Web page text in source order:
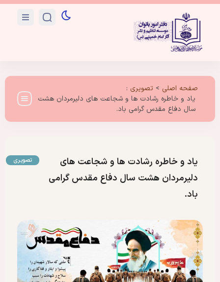
صفحه اصلی > تصویری :
یاد و خاطره رشادت ها و شجاعت های دلیرمردان هشت
سال دفاع مقدس گرامی باد.
یاد و خاطره رشادت ها و شجاعت های
دلیرمردان هشت سال دفاع مقدس گرامی
باد.
تصویری